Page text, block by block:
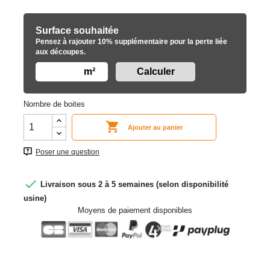
Surface souhaitée
Pensez à rajouter 10% supplémentaire pour la perte liée
aux découpes.
m²
Nombre de boites
 Ajouter au panier
Poser une question
 Livraison sous 2 à 5 semaines (selon disponibilité
usine)
Moyens de paiement disponibles